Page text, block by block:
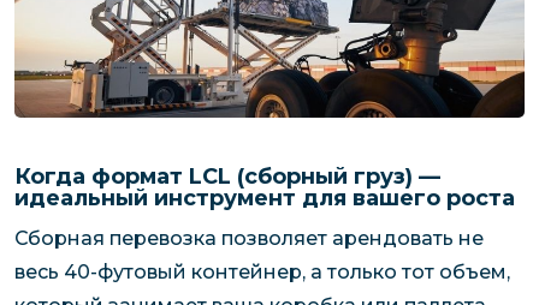
Когда формат LCL (сборный груз) —
идеальный инструмент для вашего роста
Сборная перевозка позволяет арендовать не
весь 40-футовый контейнер, а только тот объем,